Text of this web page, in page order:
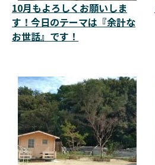
10月もよろしくお願いしま
す！今日のテーマは『余計な
お世話』です！